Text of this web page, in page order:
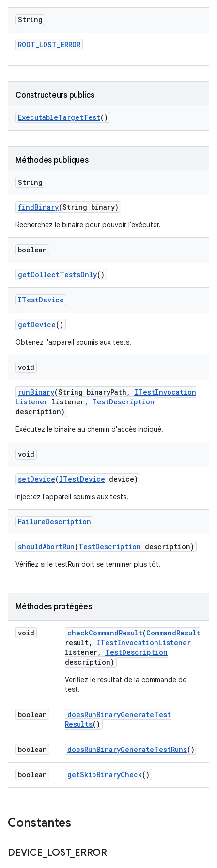
String
ROOT_LOST_ERROR
Constructeurs publics
ExecutableTargetTest()
Méthodes publiques
String
findBinary(String binary)
Recherchez le binaire pour pouvoir l'exécuter.
boolean
getCollectTestsOnly()
ITestDevice
getDevice()
Obtenez l'appareil soumis aux tests.
void
runBinary(String binaryPath , ITestInvocation
Listener listener, TestDescription
description)
Exécutez le binaire au chemin d'accès indiqué.
void
setDevice(ITestDevice device)
Injectez l'appareil soumis aux tests.
FailureDescription
shouldAbortRun(TestDescription description)
Vérifiez si le testRun doit se terminer plus tôt.
Méthodes protégées
void checkCommandResult(CommandResult
result, ITestInvocationListener
listener, TestDescription
description)
Vérifiez le résultat de la commande de
test.
boolean doesRunBinaryGenerateTest
Results()
boolean doesRunBinaryGenerateTestRuns()
boolean getSkipBinaryCheck()
Constantes
DEVICE LOST_ ERROR